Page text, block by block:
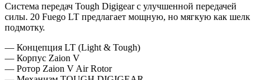
Система передач Tough Digigear с улучшенной передачей
силы. 20 Fuego LT предлагает мощную, но мягкую как шелк
подмотку.
— Концепция LT (Light & Tough)
— Корпус Zaion V
— Ротор Zaion V Air Rotor